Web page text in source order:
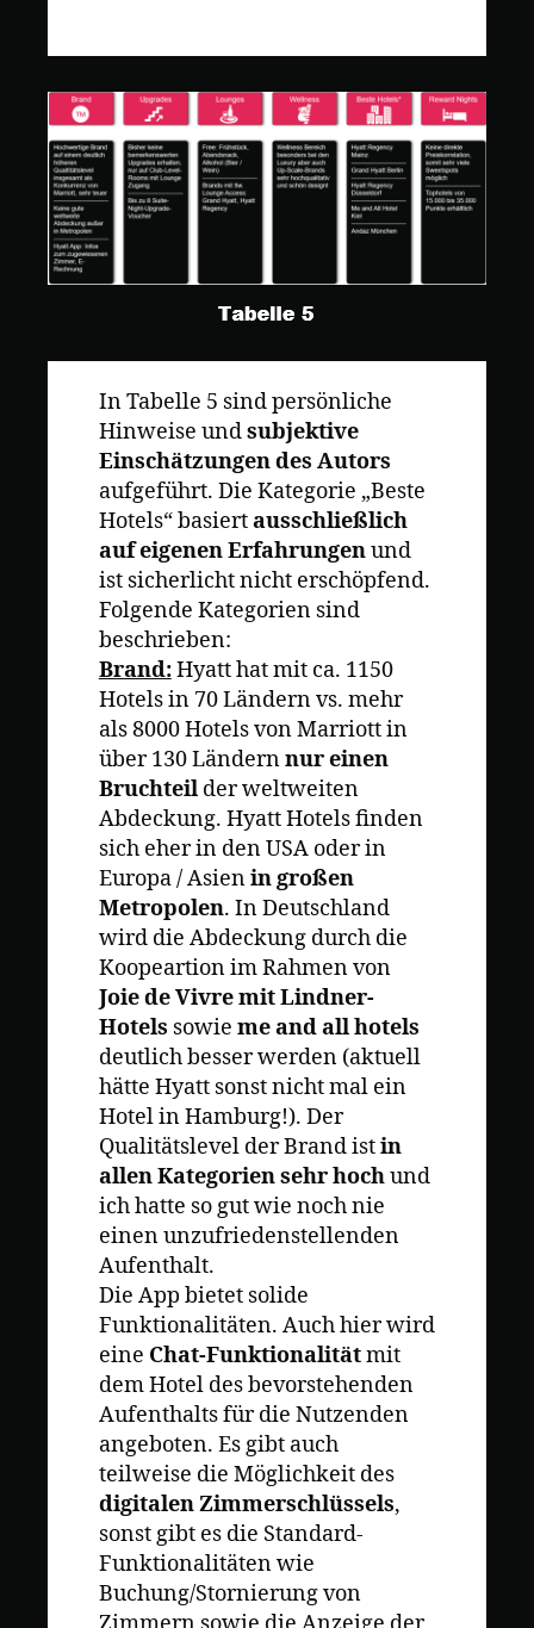
In Tabelle 5 sind persönliche
Hinweise undsubjektive
Einschätzungen des Autors
aufgeführt. Die Kategorie „Beste
Hotels“ basiertausschließlich
auf eigenen Erfahrungenund
ist sicherlicht nicht erschöpfend.
Folgende Kategorien sind
beschrieben:
Brand:Hyatt hat mit ca. 1150
Hotels in 70 Ländern vs. mehr
als 8000 Hotels von Marriott in
über 130 Ländernnur einen
Bruchteilder weltweiten
Abdeckung. Hyatt Hotels finden
sich eher in den USA oder in
Europa / Asienin großen
Metropolen. In Deutschland
wird die Abdeckung durch die
Koopeartion im Rahmen von
Joie de Vivre mit Lindner-
Hotels sowie me and all hotels
deutlich besser werden (aktuell
hätte Hyatt sonst nicht mal ein
Hotel in Hamburg!). Der
Qualitätslevel der Brand istin
allen Kategorien sehr hochund
ich hatte so gut wie noch nie
einen unzufriedenstellenden
Aufenthalt.
Die App bietet solide
Funktionalitäten. Auch hier wird
eine Chat-Funktionalitätmit
dem Hotel des bevorstehenden
Aufenthalts für die Nutzenden
angeboten. Es gibt auch
teilweise die Möglichkeit des
digitalen Zimmerschlüssels,
sonst gibt es die Standard-
Funktionalitäten wie
Buchung/Stornierung von